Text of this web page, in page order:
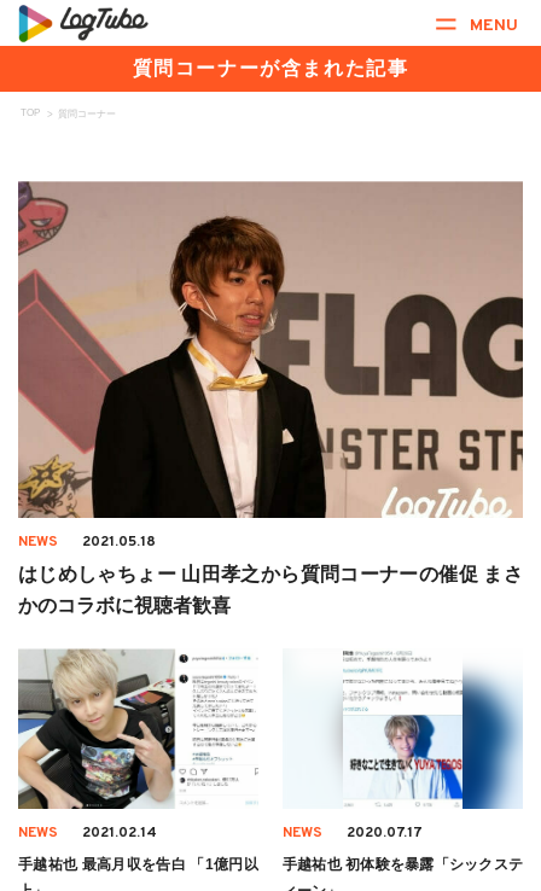
MENU
質問コーナーが含まれた記事
TOP > 質問コーナー
NEWS 2021.05.18
はじめしゃちょー 山田孝之から質問コーナーの催促 まさ
かのコラボに視聴者歓喜
NEWS 2021.02.14
手越祐也 最高月収を告白 「1億円以
NEWS 2020.07.17
手越祐也 初体験を暴露「シックステ